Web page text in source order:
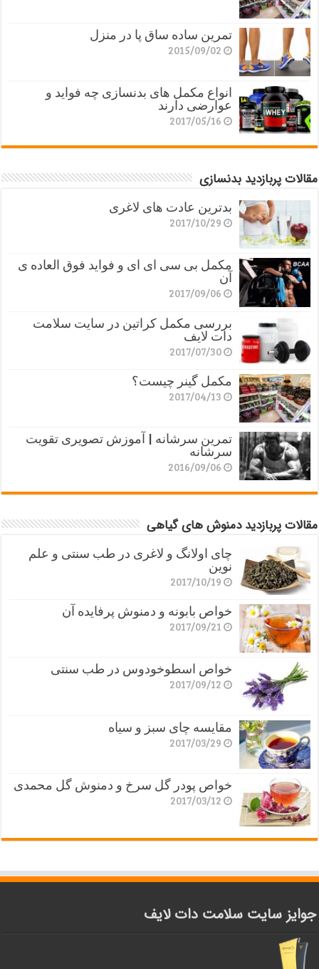
تمرین ساده ساق پا در منزل
2015/09/02
انواع مکمل های بدنسازی چه فواید و
عوارضی دارند
2017/05/16
مقالات پربازدید بدنسازی
بدترین عادت های لاغری
2017/10/29
مکمل بی سی ای ای و فواید فوق العاده ی
آن
2017/09/06
بررسی مکمل کراتین در سایت سلامت
دات لایف
2017/07/30
مکمل گینر چیست؟
2017/04/13
تمرین سرشانه | آموزش تصویری تقویت
سرشانه
2016/09/06
مقالات پربازدید دمنوش های گیاهی
چای اولانگ و لاغری در طب سنتی و علم
نوین
2017/10/19
خواص بابونه و دمنوش پرفایده آن
2017/09/21
خواص اسطوخودوس در طب سنتی
2017/09/12
مقایسه چای سبز و سیاه
2017/03/29
خواص پودر گل سرخ و دمنوش گل محمدی
2017/03/12
جوایز سایت سلامت دات لایف